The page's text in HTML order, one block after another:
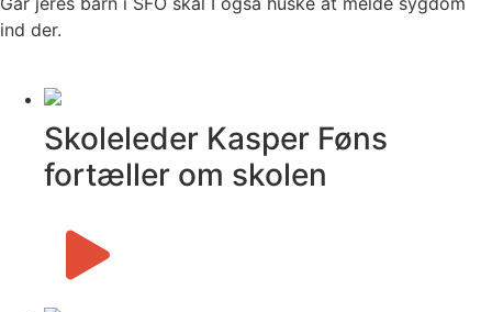
ind der.
Skoleleder Kasper Føns
fortæller om skolen